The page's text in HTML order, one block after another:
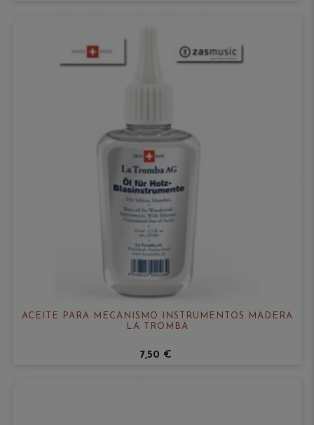
ACEITE PARA MECANISMO INSTRUMENTOS MADERA
LA TROMBA
7,50 €